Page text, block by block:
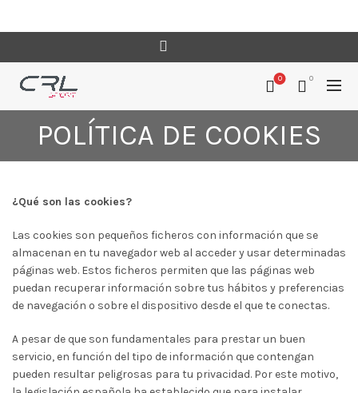
0 0
POLÍTICA DE COOKIES
¿Qué son las cookies?
Las cookies son pequeños ficheros con información que se
almacenan en tu navegador web al acceder y usar determinadas
páginas web. Estos ficheros permiten que las páginas web
puedan recuperar información sobre tus hábitos y preferencias
de navegación o sobre el dispositivo desde el que te conectas.
A pesar de que son fundamentales para prestar un buen
servicio, en función del tipo de información que contengan
pueden resultar peligrosas para tu privacidad. Por este motivo,